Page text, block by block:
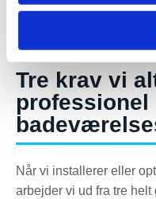
Tre krav vi
professionel
Når vi installerer eller
arbejder vi ud fra tre